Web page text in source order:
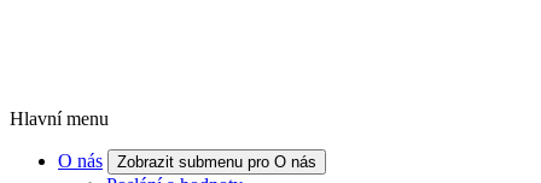
Hlavní menu
O nás Zobrazit submenu pro O nás